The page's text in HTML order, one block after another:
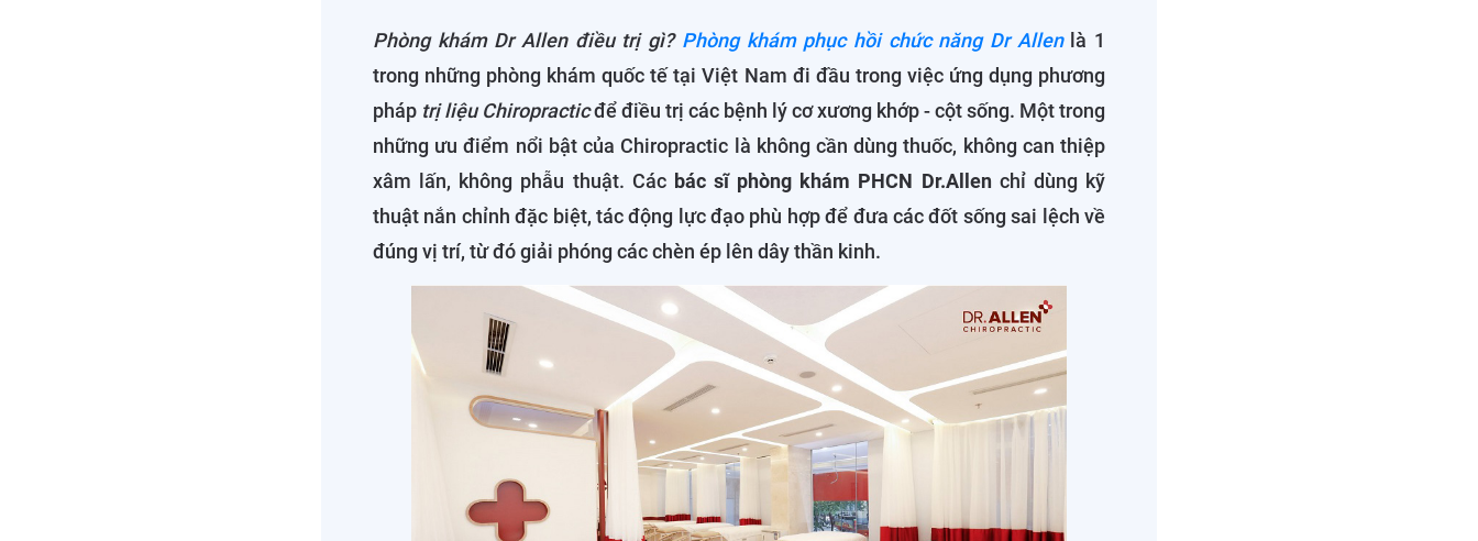
Phòng khám Dr Allen điều trị gì? Phòng khám phục hồi chức năng Dr Allen là 1
trong những phòng khám quốc tế tại Việt Nam đi đầu trong việc ứng dụng phương
pháp trị liệu Chiropracticđể điều trị các bệnh lý cơ xương khớp - cột sống. Một trong
những ưu điểm nổi bật của Chiropractic là không cần dùng thuốc, không can thiệp
xâm lấn, không phẫu thuật. Các bác sĩ phòng khám PHCN Dr.Allen chỉ dùng kỹ
thuật nắn chỉnh đặc biệt, tác động lực đạo phù hợp để đưa các đốt sống sai lệch về
đúng vị trí, từ đó giải phóng các chèn ép lên dây thần kinh.